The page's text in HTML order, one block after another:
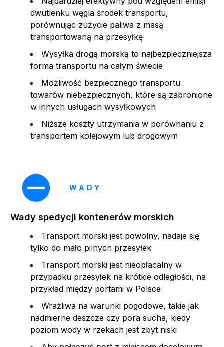
dwutlenku węgla środek transportu,
porównując zużycie paliwa z masą
transportowaną na przesyłkę
Wysyłka drogą morską to najbezpieczniejsza
forma transportu na całym świecie
Możliwość bezpiecznego transportu
towarów niebezpiecznych, które są zabronione
w innych usługach wysyłkowych
Niższe koszty utrzymania w porównaniu z
transportem kolejowym lub drogowym
WADY
Wady spedycji kontenerów morskich
Transport morski jest powolny, nadaje się
tylko do mało pilnych przesyłek
Transport morski jest nieopłacalny w
przypadku przesyłek na krótkie odległości, na
przykład między portami w Polsce
Wrażliwa na warunki pogodowe, takie jak
nadmierne deszcze czy pora sucha, kiedy
poziom wody w rzekach jest zbyt niski